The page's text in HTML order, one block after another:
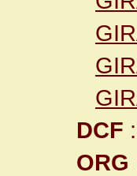
DCF
ORG